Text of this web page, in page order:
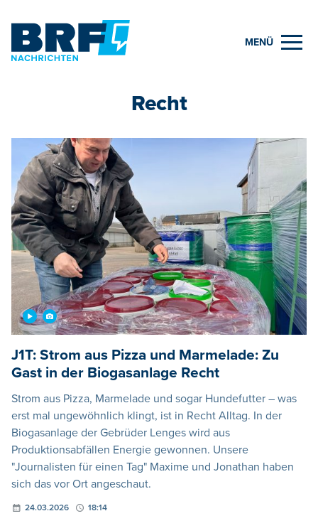
MENÜ
Recht
J1T: Strom aus Pizza und Marmelade: Zu
Gast in der Biogasanlage Recht
Strom aus Pizza, Marmelade und sogar Hundefutter – was
erst mal ungewöhnlich klingt, ist in Recht Alltag. In der
Biogasanlage der Gebrüder Lenges wird aus
Produktionsabfällen Energie gewonnen. Unsere
"Journalisten für einen Tag" Maxime und Jonathan haben
sich das vor Ort angeschaut.
24.03.2026 18:14